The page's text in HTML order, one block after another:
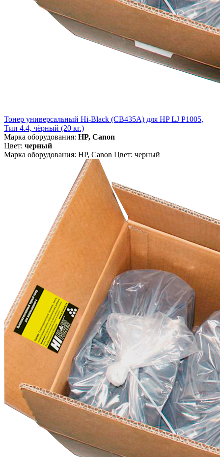
Тонер универсальный Hi-Black (CB435A) для HP LJ P1005,
Тип 4.4, чёрный (20 кг.)
Марка оборудования: HP, Canon
Цвет: черный
Марка оборудования: HP, Canon Цвет: черный